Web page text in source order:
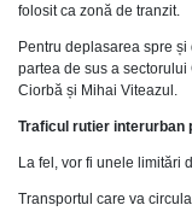
folosit ca zonă de tranzit.
Pentru deplasarea spre
partea de sus a
Ciorbă și Mihai Viteazul.
Traficul rutier interurban
La fel, vor fi unele limitări
Transportul care va